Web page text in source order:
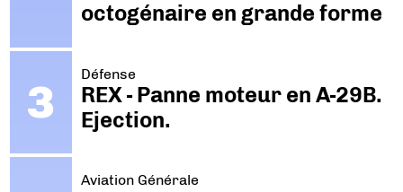
octogénaire en grande forme
Défense
REX - Panne moteur en A-29B.
Ejection.
Aviation Générale